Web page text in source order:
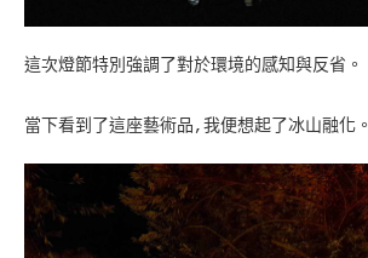
這次燈節特別強調了對於環境的感知與反省。
當下看到了這座藝術品,我便想起了冰山融化。